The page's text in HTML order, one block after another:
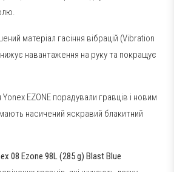
матеріал гасіння вібрацій (Vibration
навантаження на руку та покращує
EZONE порадували гравців і новим
насичений яскравий блакитний
08 Ezone 98L (285 g) Blast Blue